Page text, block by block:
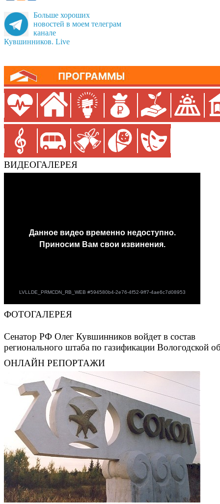
Больше хороших
новостей в моем телеграм
канале
Кувшинников. Live
ВИДЕОГАЛЕРЕЯ
ФОТОГАЛЕРЕЯ
Сенатор РФ Олег Кувшинников войдет в состав
регионального штаба по газификации Вологодской
ОНЛАЙН РЕПОРТАЖИ